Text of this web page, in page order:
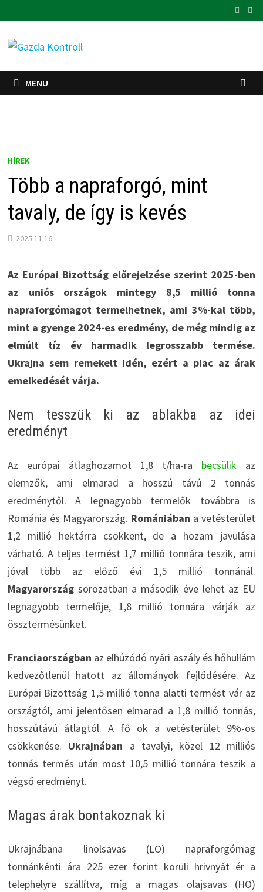
to
content
MENU
HÍREK
Több a napraforgó, mint
tavaly, de így is kevés
2025.11.16.
Az Európai Bizottság előrejelzése szerint 2025-ben
az uniós országok mintegy 8,5 millió tonna
napraforgómagot termelhetnek, ami 3%-kal több,
mint a gyenge 2024-es eredmény, de még mindig az
elmúlt tíz év harmadik legrosszabb termése.
Ukrajna sem remekelt idén, ezért a piac az árak
emelkedését várja.
Nem tesszük ki az ablakba az idei
eredményt
Az európai átlaghozamot 1,8 t/ha-ra becsülik az
elemzők, ami elmarad a hosszú távú 2 tonnás
eredménytől. A legnagyobb termelők továbbra is
Románia és Magyarország. Romániában a vetésterület
1,2 millió hektárra csökkent, de a hozam javulása
várható. A teljes termést 1,7 millió tonnára teszik, ami
jóval több az előző évi 1,5 millió tonnánál.
Magyarország sorozatban a második éve lehet az EU
legnagyobb termelője, 1,8 millió tonnára várják az
össztermésünket.
Franciaországban az elhúzódó nyári aszály és hőhullám
kedvezőtlenül hatott az állományok fejlődésére. Az
Európai Bizottság 1,5 millió tonna alatti termést vár az
országtól, ami jelentősen elmarad a 1,8 millió tonnás,
hosszútávú átlagtól. A fő ok a vetésterület 9%-os
csökkenése. Ukrajnában a tavalyi, közel 12 milliós
tonnás termés után most 10,5 millió tonnára teszik a
végső eredményt.
Magas árak bontakoznak ki
Ukrajnábana linolsavas (LO) napraforgómag
tonnánkénti ára 225 ezer forint körüli hrivnyát ér a
telephelyre szállítva, míg a magas olajsavas (HO)